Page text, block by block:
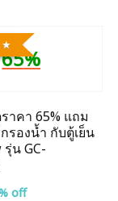
65%
าคา 65% แถม
รองน้ำ กับตู้เย็น
น GC-
off